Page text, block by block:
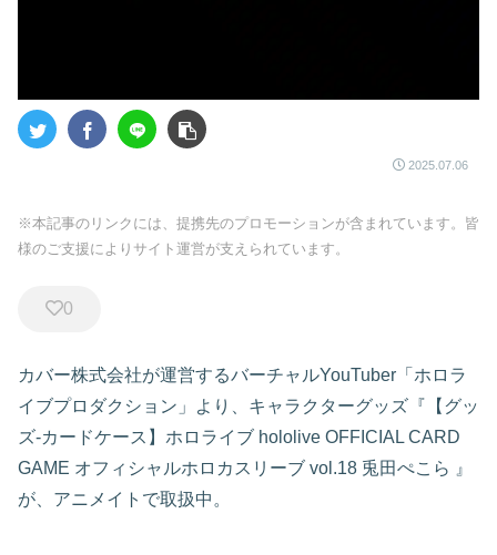
2025.07.06
※本記事のリンクには、提携先のプロモーションが含まれています。皆
様のご支援によりサイト運営が支えられています。
0
カバー株式会社が運営するバーチャルYouTuber「ホロラ
イブプロダクション」より、キャラクターグッズ『【グッ
ズ-カードケース】ホロライブ hololive OFFICIAL CARD
GAME オフィシャルホロカスリーブ vol.18 兎田ぺこら 』
が、アニメイトで取扱中。